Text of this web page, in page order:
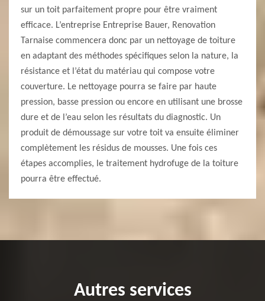
sur un toit parfaitement propre pour être vraiment
efficace. L’entreprise Entreprise Bauer, Renovation
Tarnaise commencera donc par un nettoyage de toiture
en adaptant des méthodes spécifiques selon la nature, la
résistance et l’état du matériau qui compose votre
couverture. Le nettoyage pourra se faire par haute
pression, basse pression ou encore en utilisant une brosse
dure et de l’eau selon les résultats du diagnostic. Un
produit de démoussage sur votre toit va ensuite éliminer
complètement les résidus de mousses. Une fois ces
étapes accomplies, le traitement hydrofuge de la toiture
pourra être effectué.
Autres services